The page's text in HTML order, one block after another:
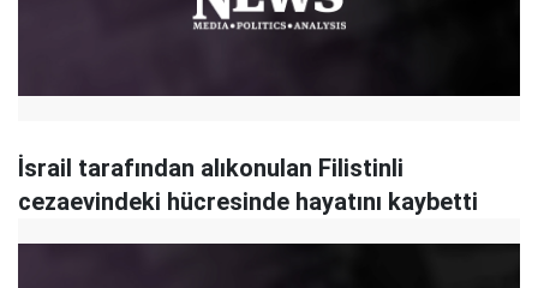
İsrail tarafından alıkonulan Filistinli
cezaevindeki hücresinde hayatını kaybetti